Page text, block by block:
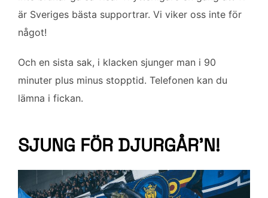
är Sveriges bästa supportrar. Vi viker oss inte för
något!
Och en sista sak, i klacken sjunger man i 90
minuter plus minus stopptid. Telefonen kan du
lämna i fickan.
SJUNG FÖR DJURGÅR’N!